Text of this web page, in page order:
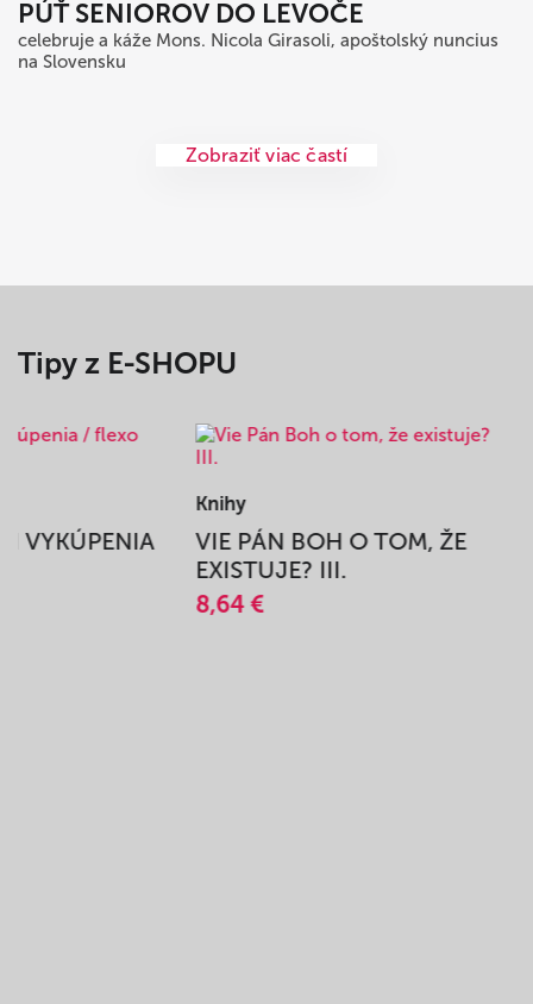
PÚŤ SENIOROV DO LEVOČE
celebruje a káže Mons. Nicola Girasoli, apoštolský nuncius
na Slovensku
Zobraziť viac častí
Tipy z E-SHOPU
VYKÚPENIA
Knihy
VIE PÁN BOH O TOM, ŽE
EXISTUJE? III.
8,64 €